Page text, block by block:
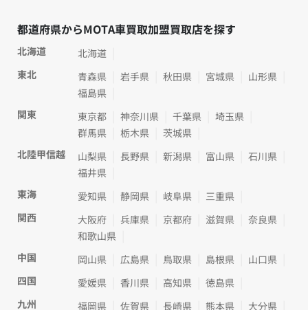
都道府県からMOTA車買取加盟買取店を探す
北海道
北海道
東北
青森県 岩手県 秋田県 宮城県
山形県
福島県
関東
東京都 神奈川県 千葉県
埼玉県
群馬県
栃木県
茨城県
北陸甲信越
山梨県 長野県 新潟県 富山県
石川県
福井県
東海
愛知県 静岡県 岐阜県
三重県
関西
大阪府 兵庫県 京都府 滋賀県
奈良県
和歌山県
中国
岡山県 広島県 鳥取県 島根県
山口県
四国
愛媛県 香川県 高知県
徳島県
九州
福岡県 佐賀県 長崎県 熊本県 大分県